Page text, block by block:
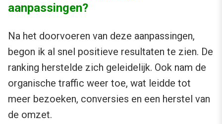
aanpassingen?
Na het doorvoeren van deze aanpassingen,
begon ik al snel positieve resultaten te zien. De
ranking herstelde zich geleidelijk. Ook nam de
organische traffic weer toe, wat leidde tot
meer bezoeken, conversies en een herstel van
de omzet.